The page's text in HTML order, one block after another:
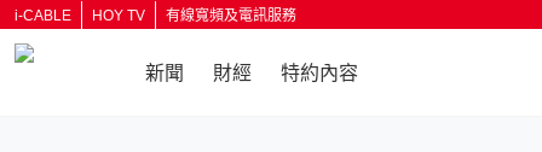
i-CABLE HOY TV 有線寬頻及電訊服務
新聞 財經 特約內容